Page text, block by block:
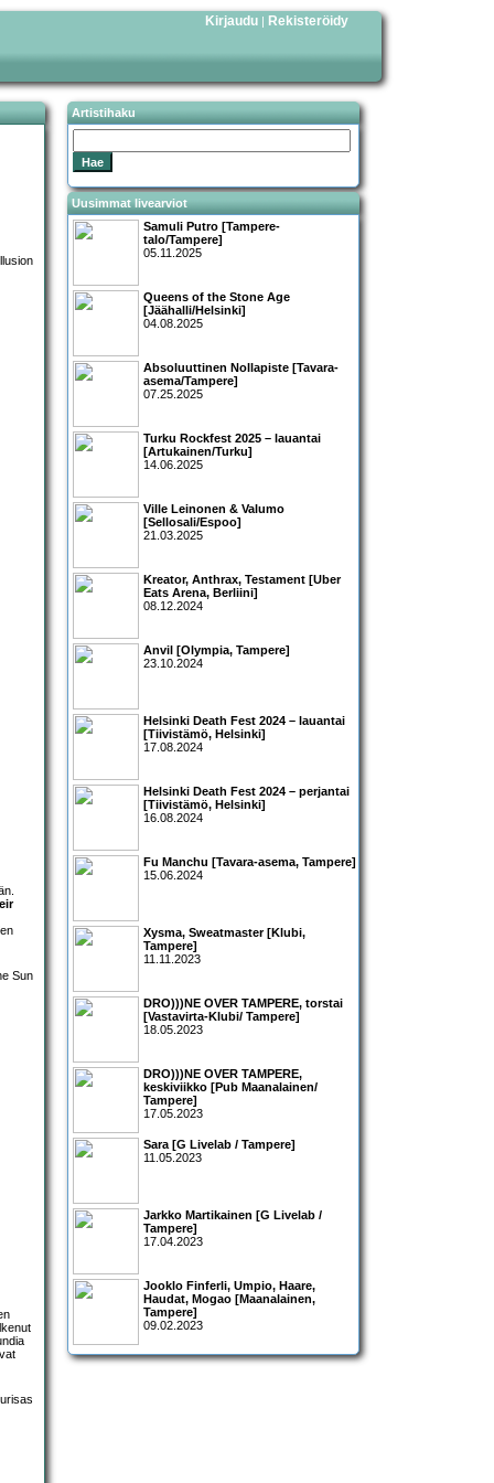
Kirjaudu | Rekisteröidy
Artistihaku
Uusimmat livearviot
Samuli Putro [Tampere-
talo/Tampere]
05.11.2025
Queens of the Stone Age
[Jäähalli/Helsinki]
04.08.2025
Absoluuttinen Nollapiste [Tavara-
asema/Tampere]
07.25.2025
Turku Rockfest 2025 – lauantai
[Artukainen/Turku]
14.06.2025
Ville Leinonen & Valumo
[Sellosali/Espoo]
21.03.2025
Kreator, Anthrax, Testament [Uber
Eats Arena, Berliini]
08.12.2024
Anvil [Olympia, Tampere]
23.10.2024
Helsinki Death Fest 2024 – lauantai
[Tiivistämö, Helsinki]
17.08.2024
Helsinki Death Fest 2024 – perjantai
[Tiivistämö, Helsinki]
16.08.2024
Fu Manchu [Tavara-asema, Tampere]
15.06.2024
Xysma, Sweatmaster [Klubi,
Tampere]
11.11.2023
DRO)))NE OVER TAMPERE, torstai
[Vastavirta-Klubi/ Tampere]
18.05.2023
DRO)))NE OVER TAMPERE,
keskiviikko [Pub Maanalainen/
Tampere]
17.05.2023
Sara [G Livelab / Tampere]
11.05.2023
Jarkko Martikainen [G Livelab /
Tampere]
17.04.2023
Jooklo Finferli, Umpio, Haare,
Haudat, Mogao [Maanalainen,
Tampere]
09.02.2023